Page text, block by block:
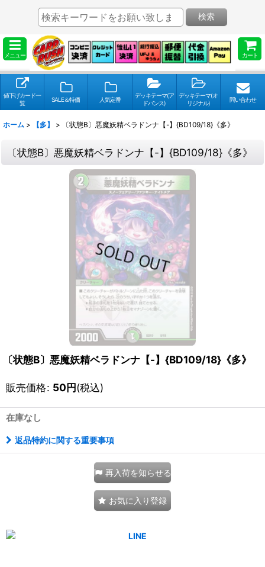
メニュー カート
検索
値下げカード一
覧
SALE＆特価 人気定番
デッキテーマ(ア
ドバンス)
デッキテーマ(オ
リジナル)
問い合わせ
ホーム > 【多】 > 〔状態B〕悪魔妖精ベラドンナ【-】{BD109/18}《多》
〔状態B〕悪魔妖精ベラドンナ【-】{BD109/18}《多》
〔状態B〕悪魔妖精ベラドンナ【-】{BD109/18}《多》
販売価格: 50円(税込)
在庫なし
返品特約に関する重要事項
再入荷を知らせる
お気に入り登録